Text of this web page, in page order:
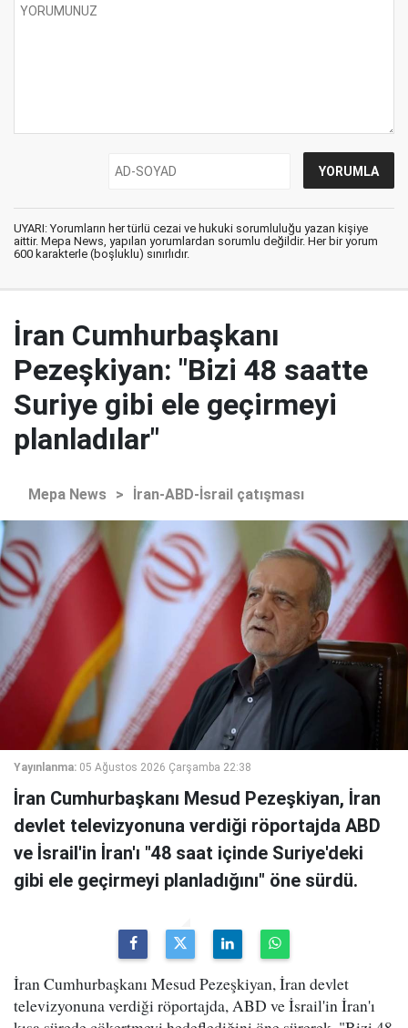
UYARI: Yorumların her türlü cezai ve hukuki sorumluluğu yazan kişiye
aittir. Mepa News, yapılan yorumlardan sorumlu değildir. Her bir yorum
600 karakterle (boşluklu) sınırlıdır.
İran Cumhurbaşkanı
Pezeşkiyan: "Bizi 48 saatte
Suriye gibi ele geçirmeyi
planladılar"
Mepa News > İran-ABD-İsrail çatışması
Yayınlanma: 05 Ağustos 2026 Çarşamba 22:38
İran Cumhurbaşkanı Mesud Pezeşkiyan, İran
devlet televizyonuna verdiği röportajda ABD
ve İsrail'in İran'ı "48 saat içinde Suriye'deki
gibi ele geçirmeyi planladığını" öne sürdü.
İran Cumhurbaşkanı Mesud Pezeşkiyan, İran devlet
televizyonuna verdiği röportajda, ABD ve İsrail'in İran'ı